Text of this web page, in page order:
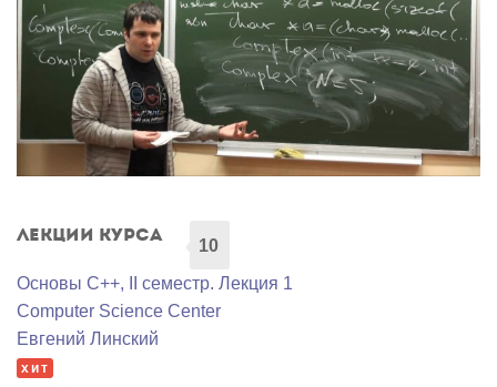
Лекции курса
10
Основы C++, II семестр. Лекция 1
Computer Science Center
Евгений Линский
хит